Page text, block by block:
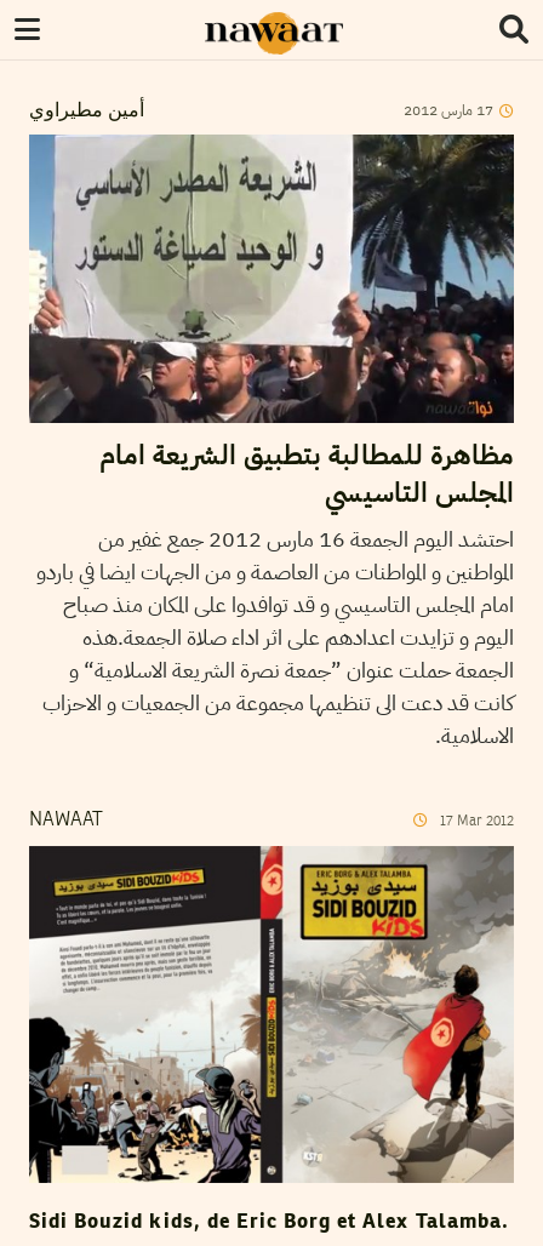
أمين مطيراوي 17 مارس2012
مظاهرة للمطالبة بتطبيق الشريعة امام
المجلس التاسيسي
احتشد اليوم الجمعة 16 مارس 2012 جمع غفير من
المواطنين و المواطنات من العاصمة و من الجهات ايضا في باردو
امام المجلس التاسيسي و قد توافدوا على المكان منذ صباح
اليوم و تزايدت اعدادهم على اثر اداء صلاة الجمعة.هذه
الجمعة حملت عنوان ”جمعة نصرة الشريعة الاسلامية“ و
كانت قد دعت الى تنظيمها مجموعة من الجمعيات و الاحزاب
الاسلامية.
NAWAAT 17 Mar 2012
Sidi Bouzid kids, de Eric Borg et Alex Talamba.